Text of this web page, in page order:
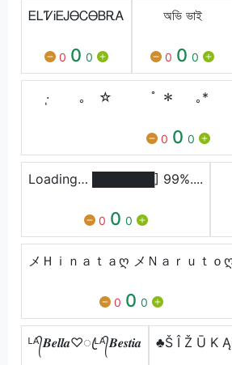
ᎬᏞᏤᎥᎬᎫᎾᏟᎾᏴᎡᎪ
0 0 0
অভি ভাই
0 0 0
·̩ ｡ ☆ ﾟ ＊ ｡*
0 0 0
Loading… ███████] 99%....
0 0 0
メＨｉｎａｔａღ メＮａｒｕｔｏ
0 0 0
ᴸᴬ᭄𝑩𝒆𝒍𝒍𝒂♡ꦿᴸᴬ᭄𝑩𝒆𝒔𝒕𝒊𝒂 ♣Š Î Ž Ū K